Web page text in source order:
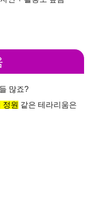
많죠?
정원 같은 테라리움은